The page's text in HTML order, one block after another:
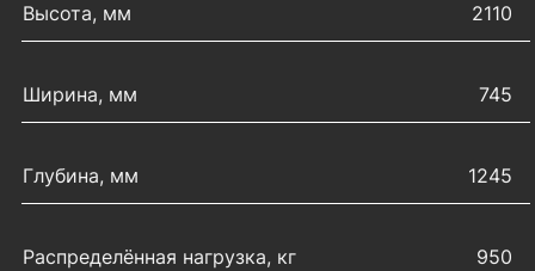
Высота, мм 2110
Ширина, мм 745
Глубина, мм 1245
Распределённая нагрузка, кг 950